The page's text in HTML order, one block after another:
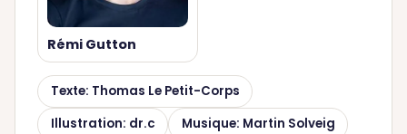
Rémi Gutton
Texte: Thomas Le Petit-Corps
Illustration: dr.c
Musique: Martin Solveig